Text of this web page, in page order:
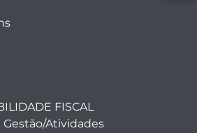
FISCAL
Gestão/Atividades